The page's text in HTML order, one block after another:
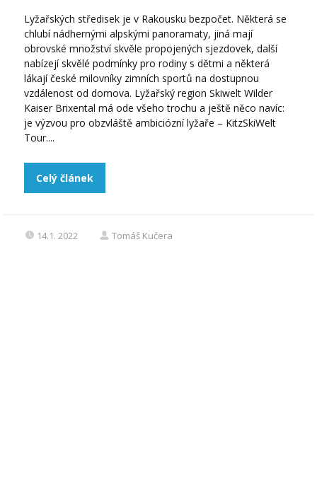
Lyžařských středisek je v Rakousku bezpočet. Některá se
chlubí nádhernými alpskými panoramaty, jiná mají
obrovské množství skvěle propojených sjezdovek, další
nabízejí skvělé podmínky pro rodiny s dětmi a některá
lákají české milovníky zimních sportů na dostupnou
vzdálenost od domova. Lyžařský region Skiwelt Wilder
Kaiser Brixental má ode všeho trochu a ještě něco navíc:
je výzvou pro obzvláště ambiciózní lyžaře – KitzSkiWelt
Tour....
Celý článek
14.1. 2022 Tomáš Kučera